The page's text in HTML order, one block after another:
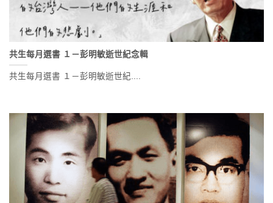
共生每月選書 １－彭明敏逝世紀念輯
共生每月選書 １－彭明敏逝世紀....